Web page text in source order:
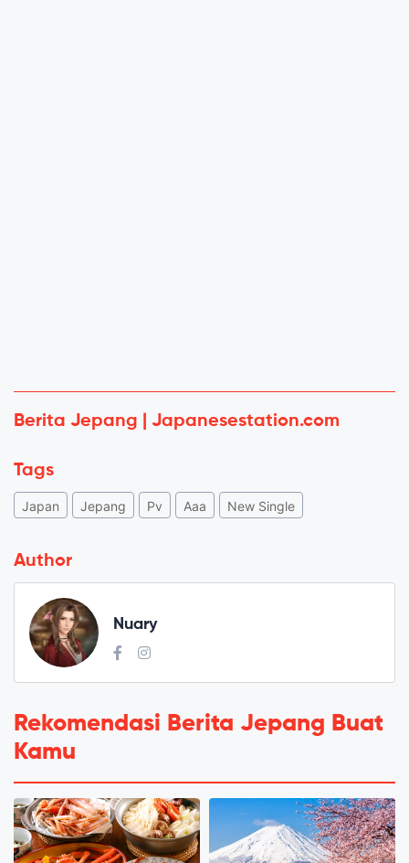
Berita Jepang | Japanesestation.com
Tags
Japan Jepang Pv Aaa New Single
Author
Nuary
Rekomendasi Berita Jepang Buat
Kamu